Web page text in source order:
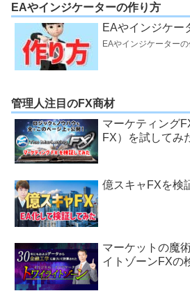
EAやインジケーターの作り方
EAやインジケー
EAやインジケーター
管理人注目のFX商材
マーケティング
FX）を試してみ
億スキャFXを検
マーケットの魔
イトゾーンFXの